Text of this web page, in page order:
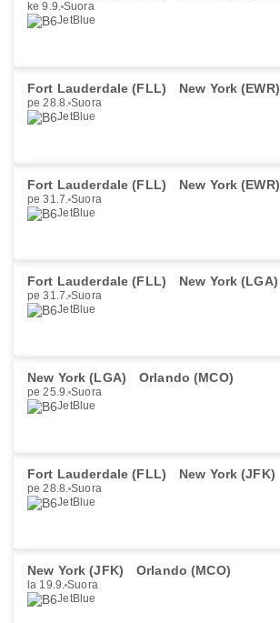
ke 9.9. Suora
JetBlue
Fort Lauderdale (FLL) New York (EWR)
pe 28.8. Suora
JetBlue
Fort Lauderdale (FLL) New York (EWR)
pe 31.7. Suora
JetBlue
Fort Lauderdale (FLL) New York (LGA)
pe 31.7. Suora
JetBlue
New York (LGA) Orlando (MCO)
pe 25.9. Suora
JetBlue
Fort Lauderdale (FLL) New York (JFK)
pe 28.8. Suora
JetBlue
New York (JFK) Orlando (MCO)
la 19.9. Suora
JetBlue